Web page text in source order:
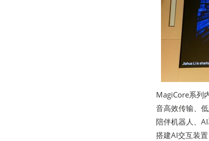
MagiCore系列
音高效传输、
陪伴机器人、
搭建AI交互装